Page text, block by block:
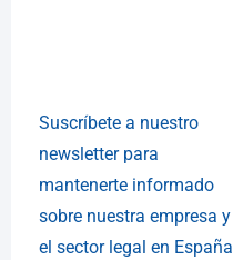
Suscríbete a nuestro
newsletter para
mantenerte informado
sobre nuestra empresa y
el sector legal en España